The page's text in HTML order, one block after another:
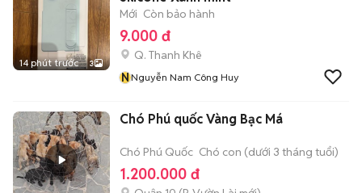
14 phút trước 3
Mới Còn bảo hành
9.000 đ
Q. Thanh Khê
NNguyễn Nam Công Huy
Chó Phú quốc Vàng Bạc Má
Chó Phú Quốc Chó con (dưới 3 tháng tuổi)
1.200.000 đ